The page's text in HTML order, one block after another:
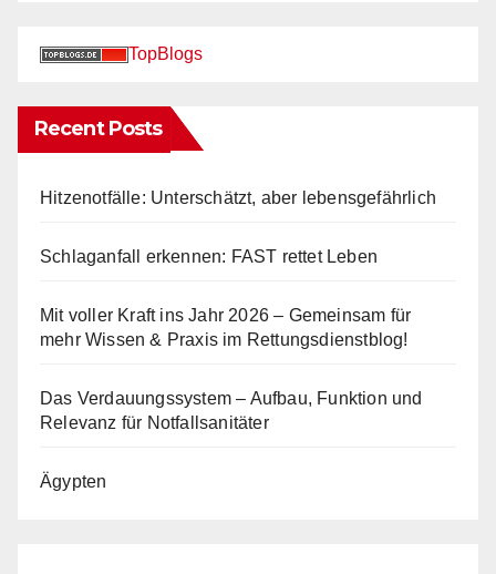
TopBlogs
Recent Posts
Hitzenotfälle: Unterschätzt, aber lebensgefährlich
Schlaganfall erkennen: FAST rettet Leben
Mit voller Kraft ins Jahr 2026 – Gemeinsam für
mehr Wissen & Praxis im Rettungsdienstblog!
Das Verdauungssystem – Aufbau, Funktion und
Relevanz für Notfallsanitäter
Ägypten